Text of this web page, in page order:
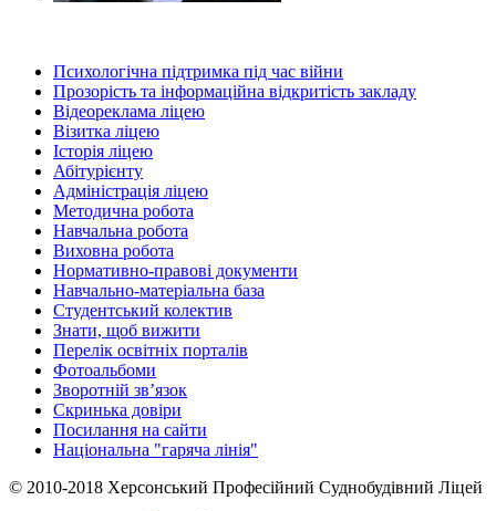
Психологічна підтримка під час війни
Прозорість та інформаційна відкритість закладу
Відеореклама ліцею
Візитка ліцею
Історія ліцею
Абітурієнту
Адміністрація ліцею
Методична робота
Навчальна робота
Виховна робота
Нормативно-правові документи
Навчально-матеріальна база
Студентський колектив
Знати, щоб вижити
Перелік освітніх порталів
Фотоальбоми
Зворотній зв’язок
Скринька довіри
Посилання на сайти
Національна "гаряча лінія"
© 2010-2018 Херсонський Професійний Суднобудівний Ліцей